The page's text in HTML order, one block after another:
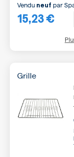
15,23 €
Vendu neuf par
Grille